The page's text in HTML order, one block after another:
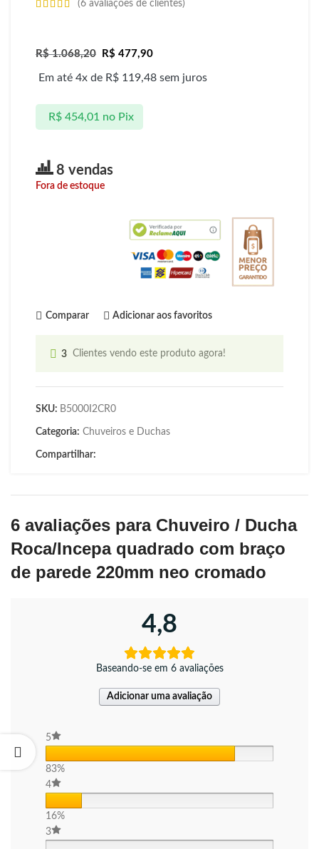
(6 avaliações de clientes)
R$1.068,20 R$ 477,90
Em até 4x de R$ 119,48 sem juros
R$454,01 no Pix
8 vendas
Fora de estoque
Comparar Adicionar aos favoritos
3 Clientes vendo este produto agora!
SKU: B5000I2CR0
Categoria: Chuveiros e Duchas
Compartilhar:
6 avaliações para Chuveiro / Ducha
Roca/Incepa quadrado com braço
de parede 220mm neo cromado
4,8
Baseando-se em 6 avaliações
Adicionar uma avaliação
5
83%
4
16%
3